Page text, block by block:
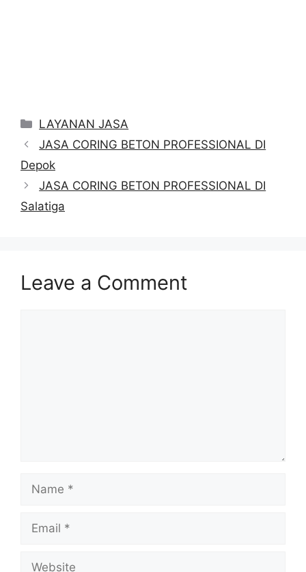
Categories
LAYANAN JASA
JASA CORING BETON PROFESSIONAL DI
Depok
JASA CORING BETON PROFESSIONAL DI
Salatiga
Leave a Comment
Name
Email
Website